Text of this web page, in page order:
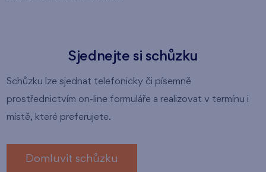
Sjednejte si schůzku
Schůzku lze sjednat telefonicky či písemně
prostřednictvím on-line formuláře a realizovat v termínu i
místě, které preferujete.
Domluvit schůzku